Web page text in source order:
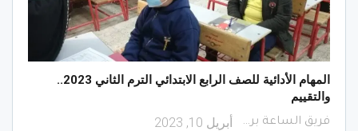
المهام الأدائية للصف الرابع الابتدائي الترم الثاني 2023..
والتقييم
فريق الساعة برس أبريل 10, 2023